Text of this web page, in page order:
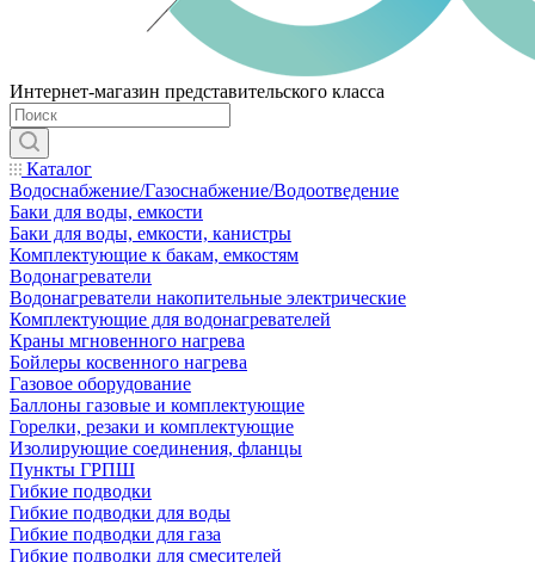
Интернет-магазин представительского класса
Каталог
Водоснабжение/Газоснабжение/Водоотведение
Баки для воды, емкости
Баки для воды, емкости, канистры
Комплектующие к бакам, емкостям
Водонагреватели
Водонагреватели накопительные электрические
Комплектующие для водонагревателей
Краны мгновенного нагрева
Бойлеры косвенного нагрева
Газовое оборудование
Баллоны газовые и комплектующие
Горелки, резаки и комплектующие
Изолирующие соединения, фланцы
Пункты ГРПШ
Гибкие подводки
Гибкие подводки для воды
Гибкие подводки для газа
Гибкие подводки для смесителей